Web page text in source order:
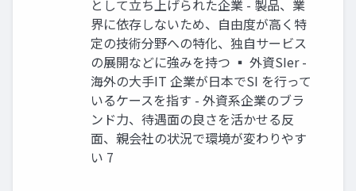
として立ち上げられた企業 - 製品、業
界に依存しないため、自由度が高く特
定の技術分野への特化、独自サービス
の展開などに強みを持つ ▪ 外資SIer -
海外の大手IT 企業が日本でSI を行って
いるケースを指す - 外資系企業のブラ
ンド力、待遇面の良さを活かせる反
面、親会社の状況で環境が変わりやす
い 7